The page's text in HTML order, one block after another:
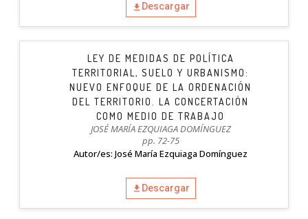
Descargar
LEY DE MEDIDAS DE POLÍTICA
TERRITORIAL, SUELO Y URBANISMO:
NUEVO ENFOQUE DE LA ORDENACIÓN
DEL TERRITORIO. LA CONCERTACIÓN
COMO MEDIO DE TRABAJO
JOSÉ MARÍA EZQUIAGA DOMÍNGUEZ
pp. 72-75
Autor/es: José María Ezquiaga Domínguez
Descargar